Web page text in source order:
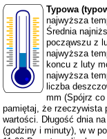
Typowa
najwyższa
Średnia
począwszu z
najwyższa
koncu z luty
najwyższa
liczba
mm (Spójrz
pamiętaj, że rzeczywista
wartości. Długość dnia
(godziny i minuty), w w